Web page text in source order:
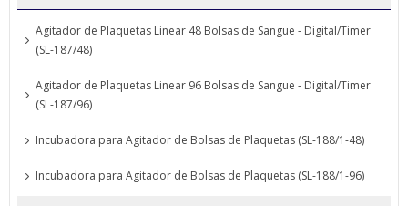
Agitador de Plaquetas Linear 48 Bolsas de Sangue - Digital/Timer
(SL-187/48)
Agitador de Plaquetas Linear 96 Bolsas de Sangue - Digital/Timer
(SL-187/96)
Incubadora para Agitador de Bolsas de Plaquetas (SL-188/1-48)
Incubadora para Agitador de Bolsas de Plaquetas (SL-188/1-96)